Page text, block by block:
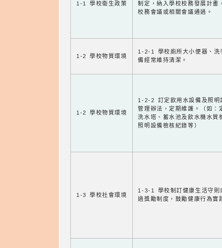
1-1 學校衛生政策
制定，納入學校校務發展計畫
校務會議或相關會議通過。
1-2 學校物質環境
1-2-1 學校廁所大小便器、洗
備經常維持清潔。
1-2 學校物質環境
1-2-2 訂定飲用水設備及照明
管理辦法，定期維護。（如：
洗水塔、蓄水池及飲水機水質
照明設備檢核紀錄等）
1-3 學校社會環境
1-3-1 學校制訂健康生活守則
過獎勵制度，鼓勵健康行為實